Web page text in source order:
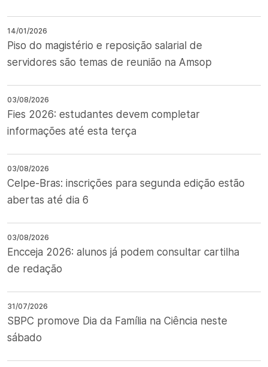
14/01/2026
Piso do magistério e reposição salarial de
servidores são temas de reunião na Amsop
03/08/2026
Fies 2026: estudantes devem completar
informações até esta terça
03/08/2026
Celpe-Bras: inscrições para segunda edição estão
abertas até dia 6
03/08/2026
Encceja 2026: alunos já podem consultar cartilha
de redação
31/07/2026
SBPC promove Dia da Família na Ciência neste
sábado